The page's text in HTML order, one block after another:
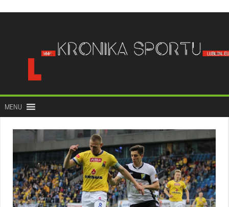
treści
MENU